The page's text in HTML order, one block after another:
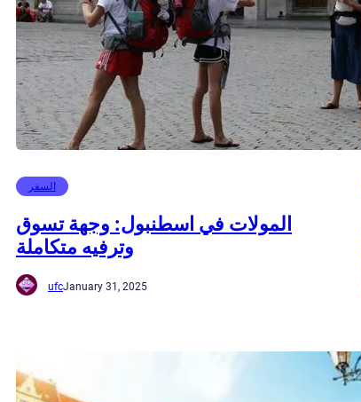
السفر
المولات في اسطنبول: وجهة تسوق
وترفيه متكاملة
ufcJanuary 31, 2025